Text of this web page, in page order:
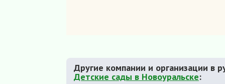
Другие компании и организации в
Детские сады в Новоуральске: